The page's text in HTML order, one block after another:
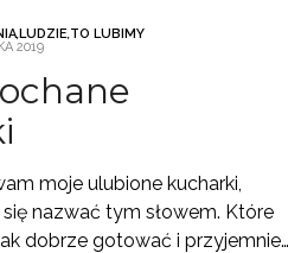
,LUDZIE,TO LUBIMY
2019
moje ulubione kucharki,
nazwać tym słowem. Które
dobrze gotować i przyjemnie…